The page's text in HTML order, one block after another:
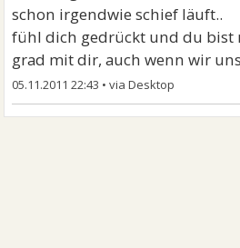
schon irgendwie schief läuft..
fühl dich gedrückt und du bist
grad mit dir, auch wenn wir
05.11.2011 22:43 •